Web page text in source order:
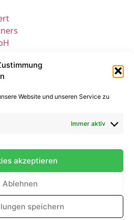
Website und unseren Service zu
Immer aktiv
akzeptieren
Ablehnen
speichern
Partners
Expert
Impressum Datenschutz
Reserved 2025